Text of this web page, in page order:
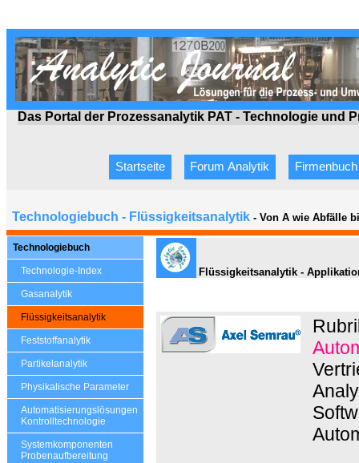
Das Portal der Prozessanalytik PAT - Technologie und
Startseite Forum Analytik Firmenbuch
Technologiebuch - Flüssigkeitsanalytik - Von A wie Abfälle
Technologiebuch
Technologie-Index
Gasanalytik
Flüssigkeitsanalytik
Feststoffanalytik
Partikelanalytik
Physikalische Parameter
Automatisierungslösungen
Kontrolltechnologie
Systemkomponenten
Probenaufbereitung
Flüssigkeitsanalytik -